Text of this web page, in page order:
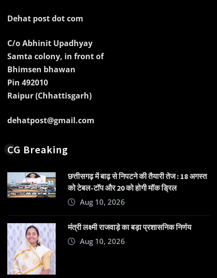
Dehat post dot com
C/o Abhinit Upadhyay
Samta colony, in front of
Bhimsen bhawan
Pin 492010
Raipur (Chhattisgarh)
dehatpost@gmail.com
CG Breaking
छत्तीसगढ़ में बाढ़ से निपटने की तैयारी तेज : 18 अगस्त
को टेबल-टॉप और 20 को होगी मॉक ड्रिल
Aug 10, 2026
मंत्री लक्ष्मी राजवाड़े का बड़ा प्रशासनिक निर्णय
Aug 10, 2026